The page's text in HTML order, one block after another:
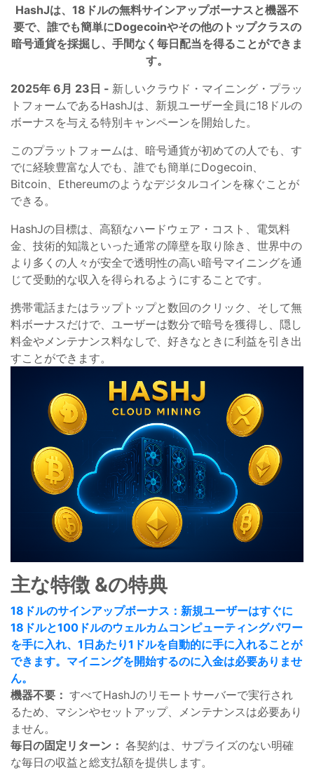
HashJは、18ドルの無料サインアップボーナスと機器不
要で、誰でも簡単にDogecoinやその他のトップクラスの
暗号通貨を採掘し、手間なく毎日配当を得ることができま
す。
2025年 6月 23日 - 新しいクラウド・マイニング・プラッ
トフォームであるHashJは、新規ユーザー全員に18ドルの
ボーナスを与える特別キャンペーンを開始した。
このプラットフォームは、暗号通貨が初めての人でも、す
でに経験豊富な人でも、誰でも簡単にDogecoin、
Bitcoin、Ethereumのようなデジタルコインを稼ぐことが
できる。
HashJの目標は、高額なハードウェア・コスト、電気料
金、技術的知識といった通常の障壁を取り除き、世界中の
より多くの人々が安全で透明性の高い暗号マイニングを通
じて受動的な収入を得られるようにすることです。
携帯電話またはラップトップと数回のクリック、そして無
料ボーナスだけで、ユーザーは数分で暗号を獲得し、隠し
料金やメンテナンス料なしで、好きなときに利益を引き出
すことができます。
主な特徴 &の特典
18ドルのサインアップボーナス：新規ユーザーはすぐに
18ドルと100ドルのウェルカムコンピューティングパワー
を手に入れ、1日あたり1ドルを自動的に手に入れることが
できます。マイニングを開始するのに入金は必要ありませ
ん。
機器不要： すべてHashJのリモートサーバーで実行され
るため、マシンやセットアップ、メンテナンスは必要あり
ません。
毎日の固定リターン： 各契約は、サプライズのない明確
な毎日の収益と総支払額を提供します。